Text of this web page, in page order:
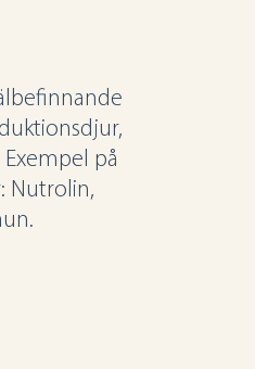
på
Nutrolin,